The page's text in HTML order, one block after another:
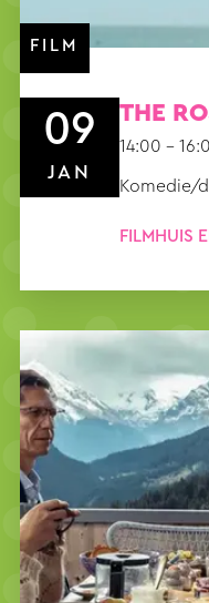
FILM
09
JAN
THE
14:00 –
Komedie/
FILMHUIS